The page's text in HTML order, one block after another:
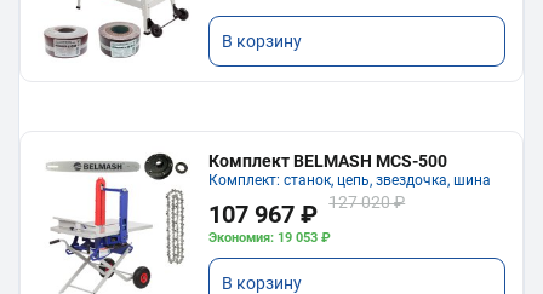
В корзину
Комплект BELMASH MCS-500
Комплект: станок, цепь, звездочка, шина
107 967 ₽ 127 020 ₽
Экономия: 19 053 ₽
В корзину